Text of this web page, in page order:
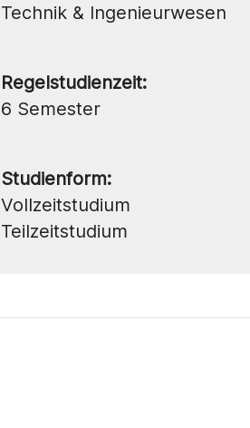
Technik & Ingenieurwesen
Regelstudienzeit:
6 Semester
Studienform:
Vollzeitstudium
Teilzeitstudium